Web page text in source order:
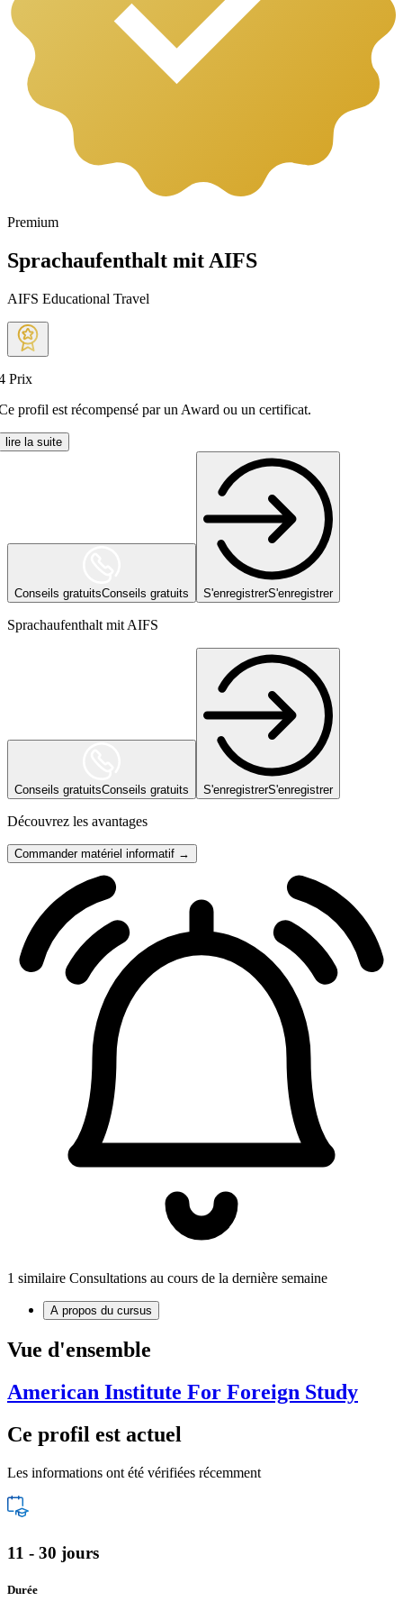
Premium
Sprachaufenthalt mit AIFS
AIFS Educational Travel
Prix
profil est récompensé par un Award ou un certificat.
lire la suite
Conseils gratuitsConseils gratuits S'enregistrerS'enregistrer
Sprachaufenthalt mit AIFS
Conseils gratuitsConseils gratuits S'enregistrerS'enregistrer
Découvrez les avantages
Commander matériel informatif →
1 similaire Consultations au cours de la dernière semaine
A propos du cursus
Vue d'ensemble
American Institute For Foreign Study
Ce profil est actuel
Les informations ont été vérifiées récemment
11 - 30 jours
Durée